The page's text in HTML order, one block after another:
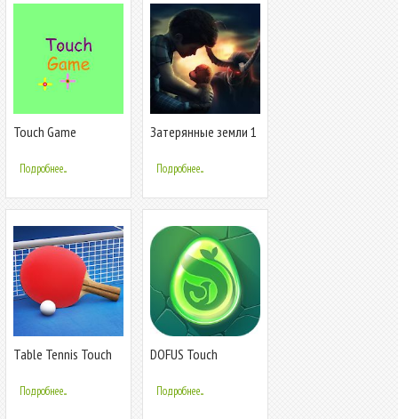
Touch Game
Подробнее...
Затерянные земли 1
Подробнее...
Table Tennis Touch
Подробнее...
DOFUS Touch
Подробнее...